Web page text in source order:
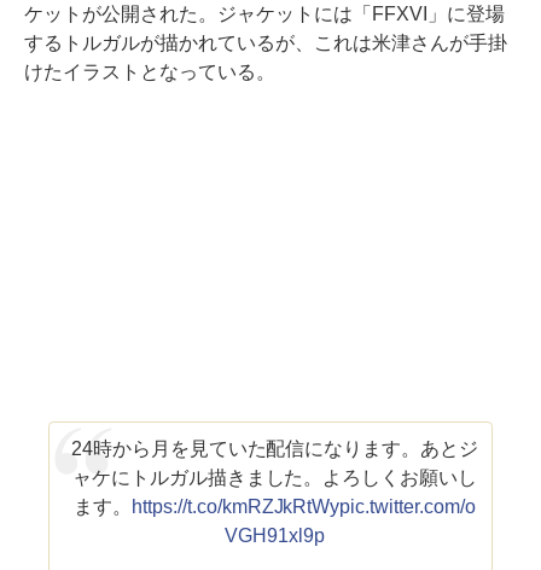
ケットが公開された。ジャケットには「FFXVI」に登場
するトルガルが描かれているが、これは米津さんが手掛
けたイラストとなっている。
24時から月を見ていた配信になります。あとジ
ャケにトルガル描きました。よろしくお願いし
ます。
https://t.co/kmRZJkRtWypic.twitter.com/o
VGH91xl9p